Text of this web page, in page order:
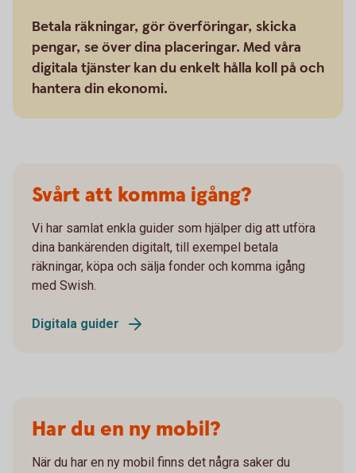
Betala räkningar, gör överföringar, skicka
pengar, se över dina placeringar. Med våra
digitala tjänster kan du enkelt hålla koll på och
hantera din ekonomi.
Svårt att komma igång?
Vi har samlat enkla guider som hjälper dig att utföra
dina bankärenden digitalt, till exempel betala
räkningar, köpa och sälja fonder och komma igång
med Swish.
Digitala guider
Har du en ny mobil?
När du har en ny mobil finns det några saker du